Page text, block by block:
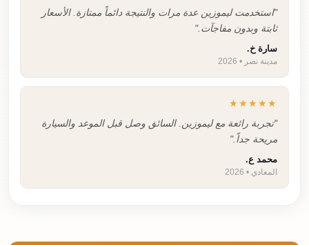
"استخدمت ليموزين عدة مرات والنتيجة دائماً ممتازة. الأسعار
ثابتة وبدون مفاجآت."
سارة خ.
مدينة نصر • 2026
★★★★★
"تجربة رائعة مع ليموزين. السائق وصل قبل الموعد والسيارة
مريحة جداً."
محمد ع.
المعادي • 2026